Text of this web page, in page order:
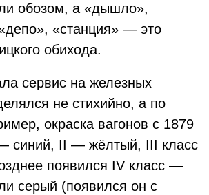
обозом, а «дышло»,
«станция» — это
обихода.
сервис на железных
не стихийно, а по
окраска вагонов с 1879
синий, II — жёлтый, III класс
появился IV класс —
серый (появился он с